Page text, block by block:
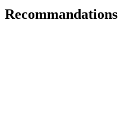
Recommandations